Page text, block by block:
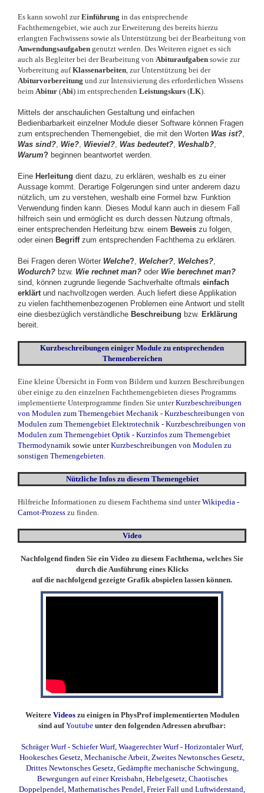
Es kann sowohl zurEinführung in das entsprechende
Fachthemengebiet, wie auch zur Erweiterung des bereits hierzu
erlangten Fachwissens sowie als Unterstützung bei der Bearbeitung von
Anwendungsaufgaben genutzt werden. Des Weiteren eignet es sich
auch als Begleiter bei der Bearbeitung von Abituraufgaben sowie zur
Vorbereitung aufKlassenarbeiten , zur Unterstützung bei der
Abiturvorbereitung und zur Intensivierung des erforderlichen Wissens
beim Abitur (Abi) im entsprechenden Leistungskurs (LK).
Mittels der anschaulichen Gestaltung und einfachen
Bedienbarbarkeit einzelner Module dieser Software können Fragen
zum entsprechenden Themengebiet, die mit den Worten Was ist?
Was sind? Wie? Wieviel? Was bedeutet? Weshalb?
Warum? beginnen beantwortet werden.
Eine Herleitung dient dazu, zu erklären, weshalb es zu einer
Aussage kommt. Derartige Folgerungen sind unter anderem dazu
nützlich, um zu verstehen, weshalb eine Formel bzw. Funktion
Verwendung finden kann. Dieses Modul kann auch in diesem Fall
hilfreich sein und ermöglicht es durch dessen Nutzung oftmals,
einer entsprechenden Herleitung bzw. einem Beweis zu folgen,
oder einen Begriff zum entsprechenden Fachthema zu erklären.
Bei Fragen deren Wörter Welche? Welcher? Welches?
Wodurch? bzw. Wie rechnet man? oder Wie berechnet man?
sind, können zugrunde liegende Sachverhalte oftmals einfach
erklärt und nachvollzogen werden. Auch liefert diese Applikation
zu vielen fachthemenbezogenen Problemen eine Antwort und stellt
eine diesbezüglich verständliche Beschreibung bzw. Erklärung
bereit.
Kurzbeschreibungen einiger Module zu entsprechenden
Themenbereichen
Eine kleine Übersicht in Form von Bildern und kurzen Beschreibungen
über einige zu den einzelnen Fachthemengebieten dieses Programms
implementierte Unterprogramme finden Sie unterKurzbeschreibungen
von Modulen zum Themengebiet Mechanik - Kurzbeschreibungen von
Modulen zum Themengebiet Elektrotechnik - Kurzbeschreibungen von
Modulen zum Themengebiet Optik - Kurzinfos zum Themengebiet
Thermodynamik sowie unter Kurzbeschreibungen von Modulen zu
sonstigen Themengebieten
Nützliche Infos zu diesem Themengebiet
Hilfreiche Informationen zu diesem Fachthema sind unterWikipedia -
Carnot-Prozess zu finden.
Video
Nachfolgend finden Sie ein Video zu diesem Fachthema, welches Sie
durch die Ausführung eines Klicks
auf die nachfolgend gezeigte Grafik abspielen lassen können.
Weitere Videos zu einigen in PhysProf implementierten Modulen
sind aufYoutube unter den folgenden Adressen abrufbar:
Schräger Wurf - Schiefer Wurf, Waagerechter Wurf - Horizontaler Wurf,
Hookesches Gesetz, Mechanische Arbeit, Zweites Newtonsches Gesetz,
Drittes Newtonsches Gesetz, Gedämpfte mechanische Schwingung,
Bewegungen auf einer Kreisbahn, Hebelgesetz, Chaotisches
Doppelpendel, Mathematisches Pendel, Freier Fall und Luftwiderstand,